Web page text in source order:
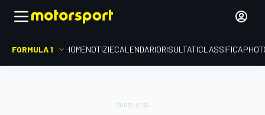
FORMULA 1 HOMENOTIZIECALENDARIORISULTATICLASSIFICA